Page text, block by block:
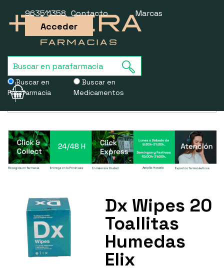
Buscar en
Parafarmacia
Buscar en
Medicamentos
963511358 Contacto Marcas
Acceder
Usamos cookies para mejorar la experiencia de la web. Si sigues
Dx Wipes 20
Toallitas
Humedas
Elix